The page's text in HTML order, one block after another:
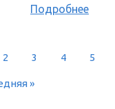
Подробнее
2 3 4 5
»